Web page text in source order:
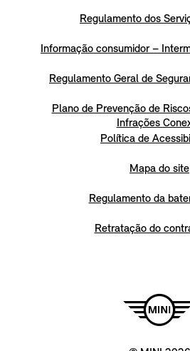
Regulamento dos
Informação consumidor –
Regulamento Geral de
Plano de Prevenção de
Infrações
Política de
Mapa do site
Regulamento da
Retratação do